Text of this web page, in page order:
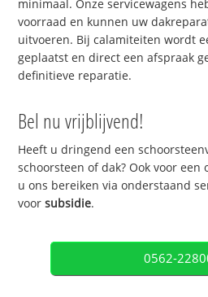
minimaal. Onze servicewagens
voorraad en kunnen uw
uitvoeren. Bij calamiteiten wordt
geplaatst en direct een afspraak
definitieve reparatie.
Bel nu vrijblijvend!
Heeft u dringend een
schoorsteen of dak? Ook voor
u ons bereiken via onderstaand
voorsubsidie.
0562-